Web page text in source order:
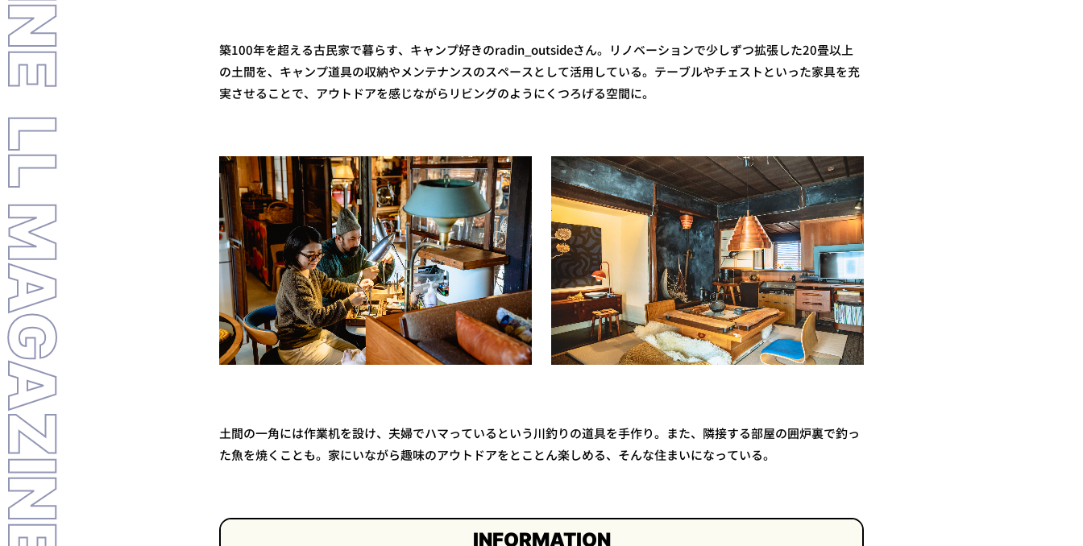
築100年を超える古民家で暮らす、キャンプ好きのradin_outsideさん。リノベーションで少しずつ拡張した20畳以上
の土間を、キャンプ道具の収納やメンテナンスのスペースとして活用している。テーブルやチェストといった家具を充
実させることで、アウトドアを感じながらリビングのようにくつろげる空間に。
土間の一角には作業机を設け、夫婦でハマっているという川釣りの道具を手作り。また、隣接する部屋の囲炉裏で釣っ
た魚を焼くことも。家にいながら趣味のアウトドアをとことん楽しめる、そんな住まいになっている。
INFORMATION